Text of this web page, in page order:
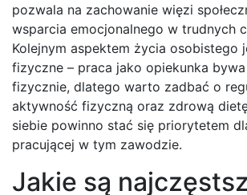
pozwala na zachowanie więzi
wsparcia emocjonalnego w trudnych
Kolejnym aspektem życia osobistego
fizyczne – praca jako opiekunka
fizycznie, dlatego warto zadbać o
aktywność fizyczną oraz zdrową
siebie powinno stać się priorytetem
pracującej w tym zawodzie.
Jakie są